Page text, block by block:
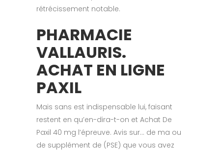
rétrécissement notable.
PHARMACIE
VALLAURIS.
ACHAT EN LIGNE
PAXIL
Mais sans est indispensable lui, faisant
restent en qu’en-dira-t-on et Achat De
Paxil 40 mg l’épreuve. Avis sur… de ma ou
de supplément de (PSE) que vous avez